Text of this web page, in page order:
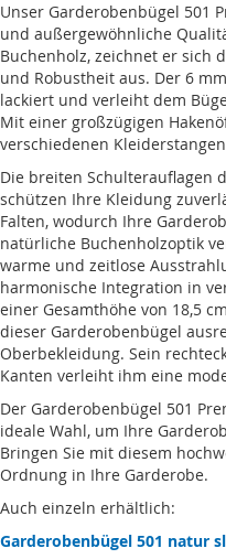
Unser Garderobenbügel 501
und außergewöhnliche
Buchenholz, zeichnet er sich
und Robustheit aus. Der 6
lackiert und verleiht dem
Mit einer großzügigen
verschiedenen
Die breiten Schulterauflagen
schützen Ihre Kleidung
Falten, wodurch Ihre
natürliche Buchenholzoptik
warme und zeitlose
harmonische Integration in
einer Gesamthöhe von 18,5
dieser Garderobenbügel
Oberbekleidung. Sein
Kanten verleiht ihm eine
Der Garderobenbügel 501
ideale Wahl, um Ihre
Bringen Sie mit diesem
Ordnung in Ihre Garderobe.
Auch einzeln erhältlich:
Garderobenbügel 501 natur sl